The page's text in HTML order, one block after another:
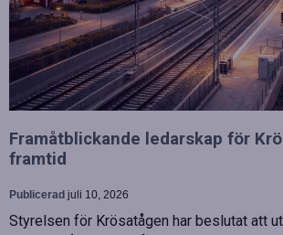
Framåtblickande ledarskap för
framtid
Publicerad juli 10, 2026
Styrelsen för Krösatågen har beslutat att